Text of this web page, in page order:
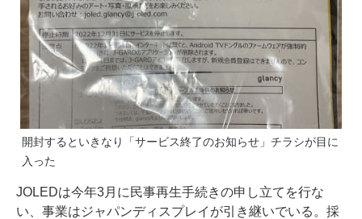
開封するといきなり「サービス終了のお知らせ」チラシが目に
入った
JOLEDは今年3月に民事再生手続きの申し立てを行な
い、事業はジャパンディスプレイが引き継いでいる。採